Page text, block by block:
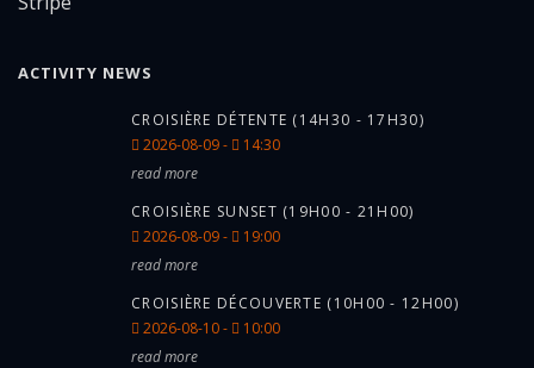
ACTIVITY NEWS
CROISIÈRE DÉTENTE (14H30 - 17H30)
2026-08-09 -
14:30
read more
CROISIÈRE SUNSET (19H00 - 21H00)
2026-08-09 -
19:00
read more
CROISIÈRE DÉCOUVERTE (10H00 - 12H00)
2026-08-10 -
10:00
read more